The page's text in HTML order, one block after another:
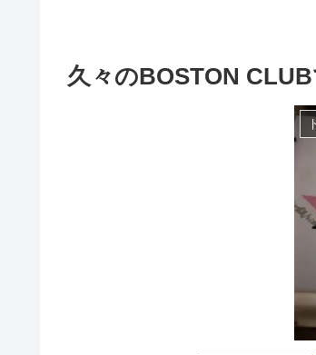
久々のBOSTON